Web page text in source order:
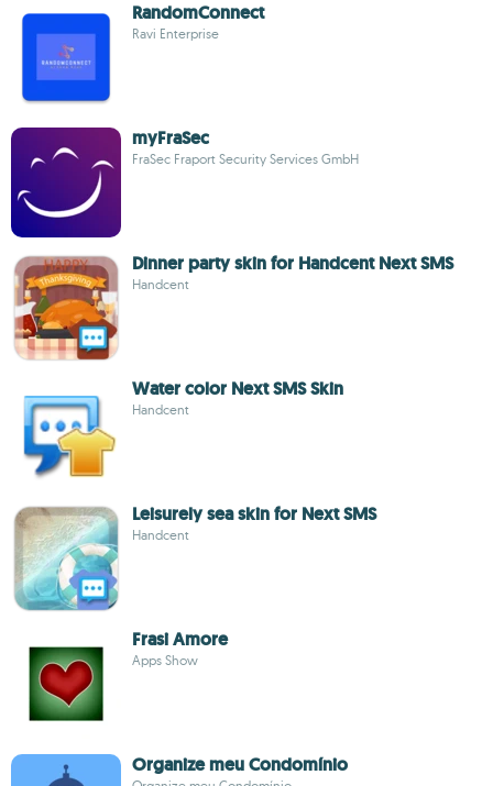
RandomConnect
Ravi Enterprise
myFraSec
FraSec Fraport Security Services GmbH
Dinner party skin for Handcent Next SMS
Handcent
Water color Next SMS Skin
Handcent
Leisurely sea skin for Next SMS
Handcent
Frasi Amore
Apps Show
Organize meu Condomínio